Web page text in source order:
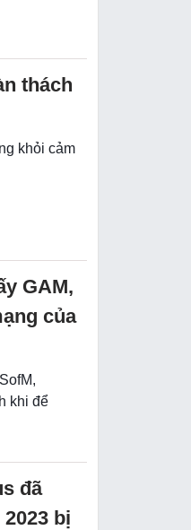
thách
khỏi cảm
GAM,
của
khi để
đã
bị